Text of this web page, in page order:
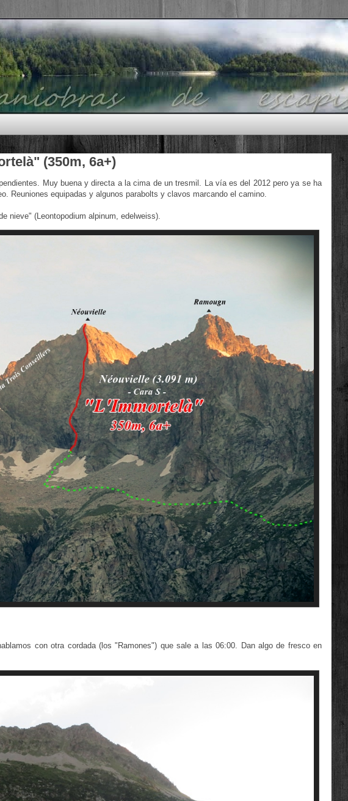
(350m, 6a+)
Muy buena y directa a la cima de un tresmil. La vía es del 2012 pero ya se ha
Reuniones equipadas y algunos parabolts y clavos marcando el camino.
nieve" ( Leontopodium alpinum, edelweiss).
con otra cordada (los "Ramones") que sale a las 06:00. Dan algo de fresco en